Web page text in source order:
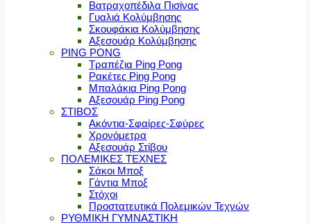
Βατραχοπέδιλα Πισίνας
Γυαλιά Κολύμβησης
Σκουφάκια Κολύμβησης
Αξεσουάρ Κολύμβησης
PING PONG
Τραπέζια Ping Pong
Ρακέτες Ping Pong
Μπαλάκια Ping Pong
Αξεσουάρ Ping Pong
ΣΤΙΒΟΣ
Ακόντια-Σφαίρες-Σφύρες
Χρονόμετρα
Αξεσουάρ Στίβου
ΠΟΛΕΜΙΚΕΣ ΤΕΧΝΕΣ
Σάκοι Μποξ
Γάντια Μποξ
Στόχοι
Προστατευτικά Πολεμικών Τεχνών
ΡΥΘΜΙΚΗ ΓΥΜΝΑΣΤΙΚΗ